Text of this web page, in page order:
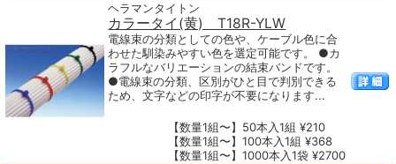
ヘラマンタイトン
カラータイ(黄) T18R-YLW
電線束の分類としての色や、ケーブル色に合
わせた馴染みやすい色を選定可能です。 ●カ
ラフルなバリエーションの結束バンドです。
●電線束の分類、区別がひと目で判別できる
ため、文字などの印字が不要になります...
【数量1組〜】50本入1組 ¥210
【数量1組〜】100本入1組 ¥368
【数量1組〜】1000本入1袋 ¥2700